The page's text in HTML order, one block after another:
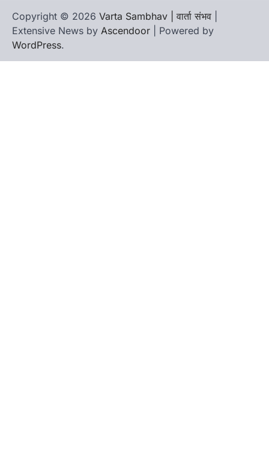
Copyright © 2026 Varta Sambhav | वार्ता संभव
Extensive News by Ascendoor | Powered by
WordPress.